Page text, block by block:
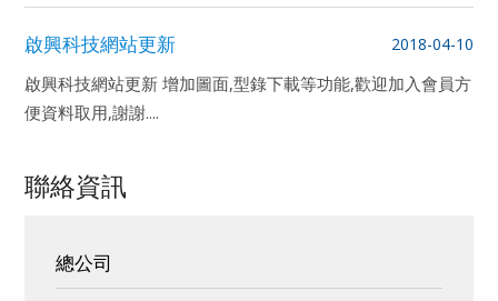
2018-04-10
啟興科技網站更新
啟興科技網站更新 增加圖面,型錄下載等功能,歡迎加入會員方
便資料取用,謝謝....
聯絡資訊
總公司